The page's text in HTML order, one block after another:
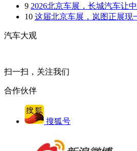
9 2026北京车展，长城汽车让
10 这届北京车展，岚图正展现
汽车大观
扫一扫，关注我们
合作伙伴
搜狐号